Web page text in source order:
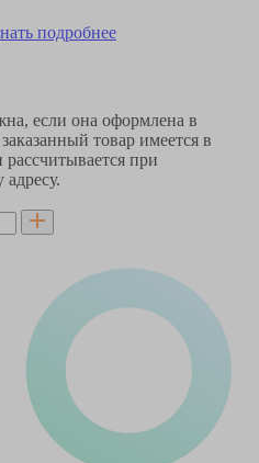
подробнее
если она оформлена в
товар имеется в
при